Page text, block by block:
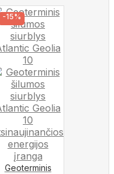
-15%
Geoterminis